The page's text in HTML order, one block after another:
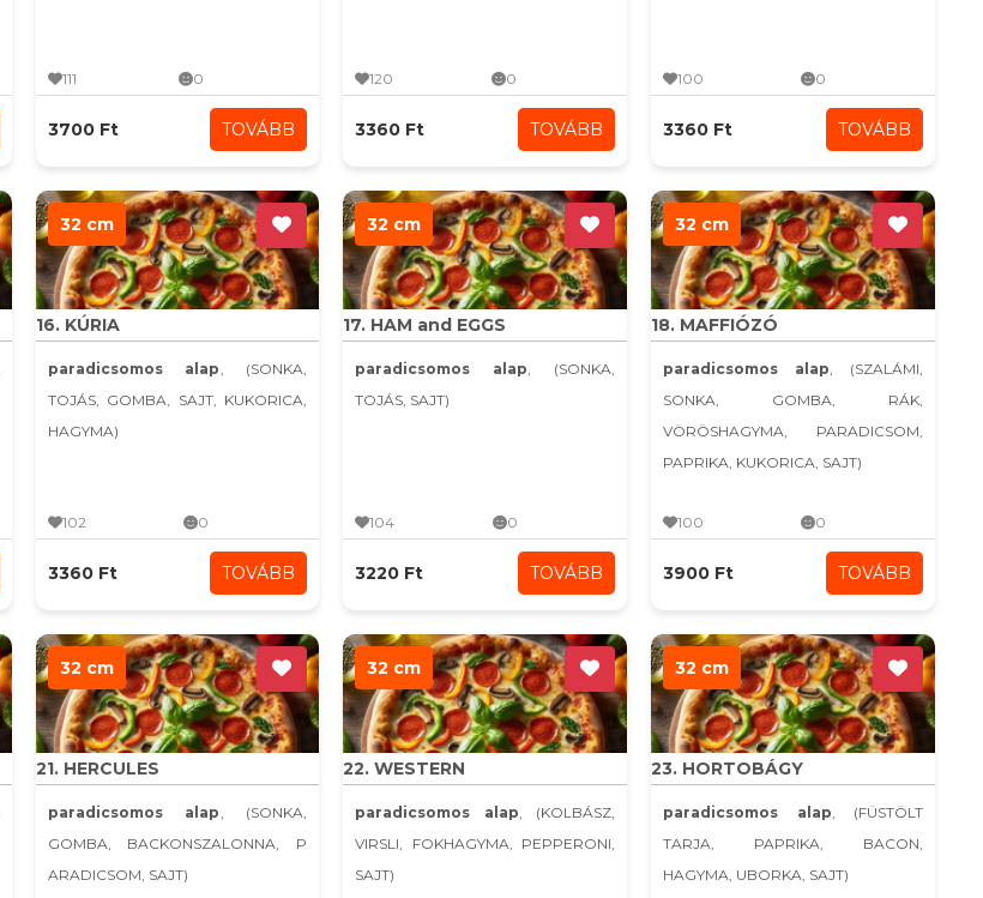
111 0
3700 Ft TOVÁBB
120 0
3360 Ft TOVÁBB
100 0
3360 Ft TOVÁBB
32 cm
16. KÚRIA
paradicsomos alap, (SONKA,
TOJÁS, GOMBA, SAJT, KUKORICA,
HAGYMA)
102 0
3360 Ft TOVÁBB
32 cm
17. HAM and EGGS
paradicsomos alap, (SONKA,
TOJÁS, SAJT)
104 0
3220 Ft TOVÁBB
32 cm
18. MAFFIÓZÓ
paradicsomos alap, (SZALÁMI,
SONKA, GOMBA, RÁK,
VÖRÖSHAGYMA, PARADICSOM,
PAPRIKA, KUKORICA, SAJT)
100 0
3900 Ft TOVÁBB
32 cm
21. HERCULES
paradicsomos alap, (SONKA,
GOMBA, BACKONSZALONNA, P
ARADICSOM, SAJT)
32 cm
22. WESTERN
paradicsomos alap, (KOLBÁSZ,
VIRSLI, FOKHAGYMA, PEPPERONI,
SAJT)
32 cm
23. HORTOBÁGY
paradicsomos alap, (FÜSTÖLT
TARJA, PAPRIKA, BACON,
HAGYMA, UBORKA, SAJT)